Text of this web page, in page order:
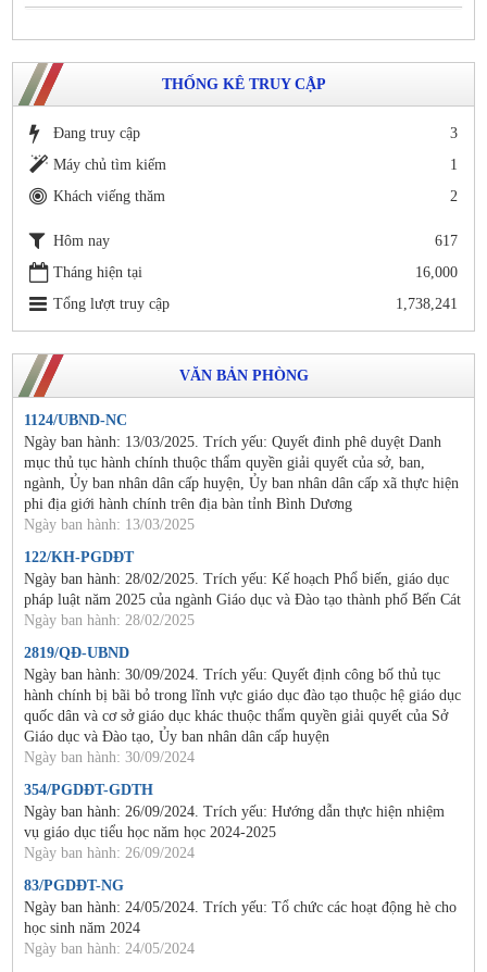
THỐNG KÊ TRUY CẬP
Đang truy cập
3
Máy chủ tìm kiếm
1
Khách viếng thăm
2
Hôm nay
617
Tháng hiện tại
16,000
Tổng lượt truy cập
1,738,241
VĂN BẢN PHÒNG
1124/UBND-NC
Ngày ban hành: 13/03/2025. Trích yếu: Quyết đinh phê duyệt Danh
mục thủ tục hành chính thuộc thẩm quyền giải quyết của sở, ban,
ngành, Ủy ban nhân dân cấp huyện, Ủy ban nhân dân cấp xã thực hiện
phi địa giới hành chính trên địa bàn tỉnh Bình Dương
Ngày ban hành: 13/03/2025
122/KH-PGDĐT
Ngày ban hành: 28/02/2025. Trích yếu: Kế hoạch Phổ biến, giáo dục
pháp luật năm 2025 của ngành Giáo dục và Đào tạo thành phố Bến Cát
Ngày ban hành: 28/02/2025
2819/QĐ-UBND
Ngày ban hành: 30/09/2024. Trích yếu: Quyết định công bố thủ tục
hành chính bị bãi bỏ trong lĩnh vực giáo dục đào tạo thuộc hệ giáo dục
quốc dân và cơ sở giáo dục khác thuộc thẩm quyền giải quyết của Sở
Giáo dục và Đào tạo, Ủy ban nhân dân cấp huyện
Ngày ban hành: 30/09/2024
354/PGDĐT-GDTH
Ngày ban hành: 26/09/2024. Trích yếu: Hướng dẫn thực hiện nhiệm
vụ giáo dục tiểu học năm học 2024-2025
Ngày ban hành: 26/09/2024
83/PGDĐT-NG
Ngày ban hành: 24/05/2024. Trích yếu: Tổ chức các hoạt động hè cho
học sinh năm 2024
Ngày ban hành: 24/05/2024